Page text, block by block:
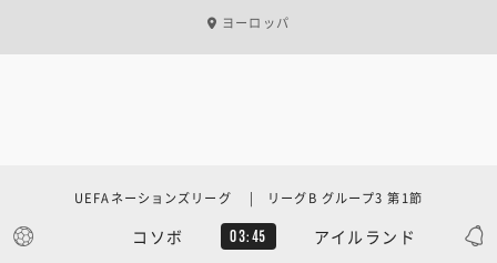
ヨーロッパ
コソボ 03:45 アイルランド
UEFAネーションズリーグ | リーグB グループ3 第1節